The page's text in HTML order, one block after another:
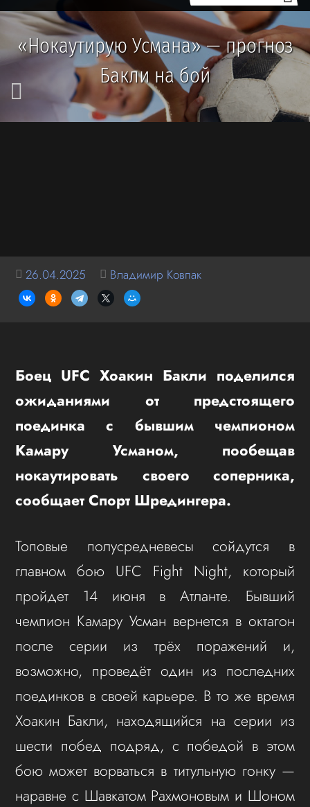
«Нокаутирую Усмана» — прогноз
Бакли на бой
26.04.2025 Владимир Ковпак
Боец UFC Хоакин Бакли поделился
ожиданиями от предстоящего
поединка с бывшим чемпионом
Камару Усманом, пообещав
нокаутировать своего соперника,
сообщает Спорт Шредингера.
Топовые полусредневесы сойдутся в
главном бою UFC Fight Night, который
пройдет 14 июня в Атланте. Бывший
чемпион Камару Усман вернется в октагон
после серии из трёх поражений и,
возможно, проведёт один из последних
поединков в своей карьере. В то же время
Хоакин Бакли, находящийся на серии из
шести побед подряд, с победой в этом
бою может ворваться в титульную гонку —
наравне с Шавкатом Рахмоновым и Шоном